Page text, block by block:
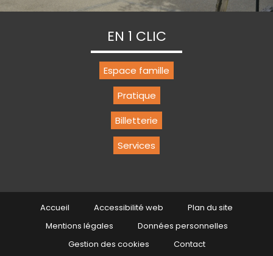
EN 1 CLIC
Espace famille
Pratique
Billetterie
Services
Accueil Accessibilité web
Plan du site
Mentions légales
Données personnelles
Gestion des cookies
Contact